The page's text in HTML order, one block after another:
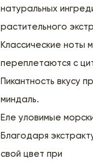
натуральных
растительного
Классические ноты
переплетаются с
Пикантность вкусу
миндаль.
Еле уловимые
Благодаря
свой цвет при